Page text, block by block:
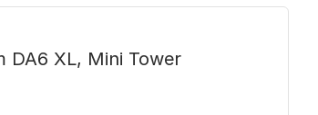
DA6 XL, Mini Tower